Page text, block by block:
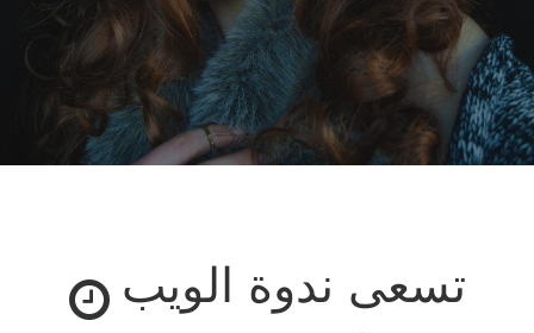
تسعى ندوة الويب